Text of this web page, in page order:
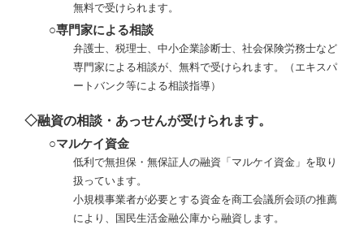
無料で受けられます。
○専門家による相談
弁護士、税理士、中小企業診断士、社会保険労務士など
専門家による相談が、無料で受けられます。（エキスパ
ートバンク等による相談指導）
◇融資の相談・あっせんが受けられます。
○マルケイ資金
低利で無担保・無保証人の融資「マルケイ資金」を取り
扱っています。
小規模事業者が必要とする資金を商工会議所会頭の推薦
により、国民生活金融公庫から融資します。